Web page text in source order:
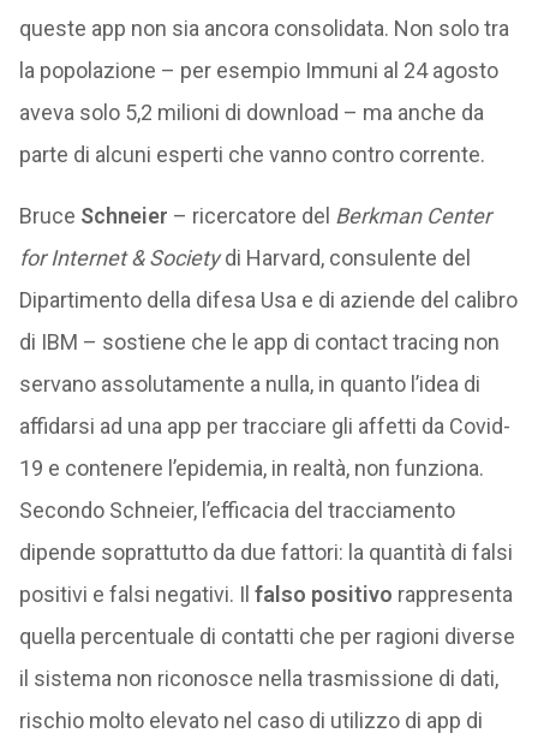
queste app non sia ancora consolidata. Non solo tra
la popolazione – per esempio Immuni al 24 agosto
aveva solo 5,2 milioni di download – ma anche da
parte di alcuni esperti che vanno contro corrente.
Bruce Schneier – ricercatore del Berkman Center
for Internet & Societydi Harvard, consulente del
Dipartimento della difesa Usa e di aziende del calibro
di IBM – sostiene che le app di contact tracing non
servano assolutamente a nulla, in quanto l’idea di
affidarsi ad una app per tracciare gli affetti da Covid-
19 e contenere l’epidemia, in realtà, non funziona.
Secondo Schneier, l’efficacia del tracciamento
dipende soprattutto da due fattori: la quantità di falsi
positivi e falsi negativi. Il falso positivo rappresenta
quella percentuale di contatti che per ragioni diverse
il sistema non riconosce nella trasmissione di dati,
rischio molto elevato nel caso di utilizzo di app di